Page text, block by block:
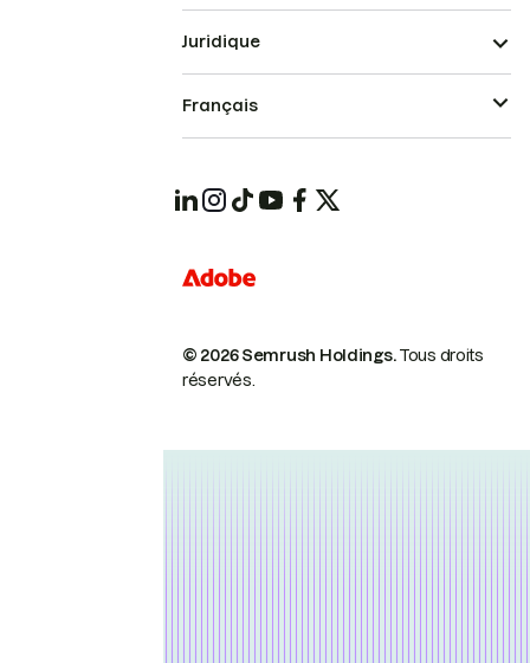
© 2026 Semrush Holdings.Tous droits
réservés.
Juridique
Français